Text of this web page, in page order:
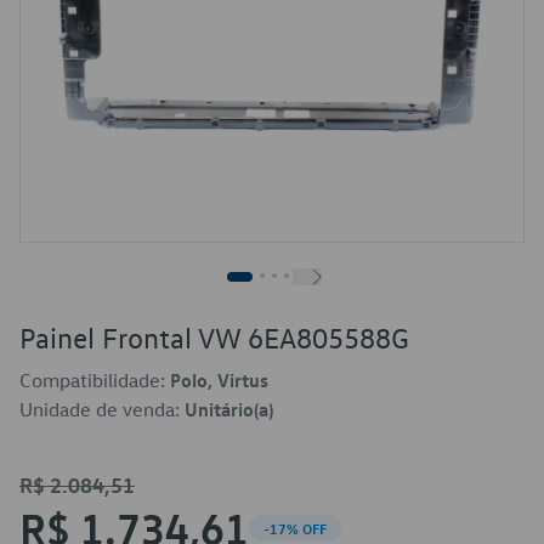
Painel Frontal VW 6EA805588G
Compatibilidade: Polo, Virtus
Unidade de venda: Unitário(a)
R$ 2.084,51
R$ 1.734,61 -17% OFF